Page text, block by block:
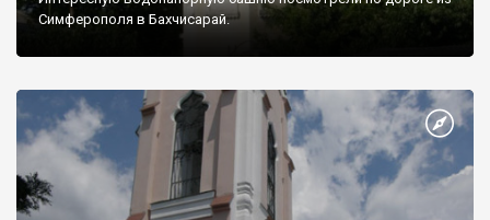
Симферополя в Бахчисарай.